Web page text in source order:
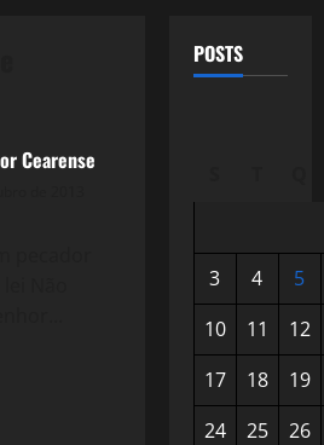
Cearense
POSTS
3 4
5
10
11
12
17
18
19
24
25
26